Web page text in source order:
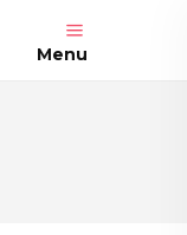
Menu